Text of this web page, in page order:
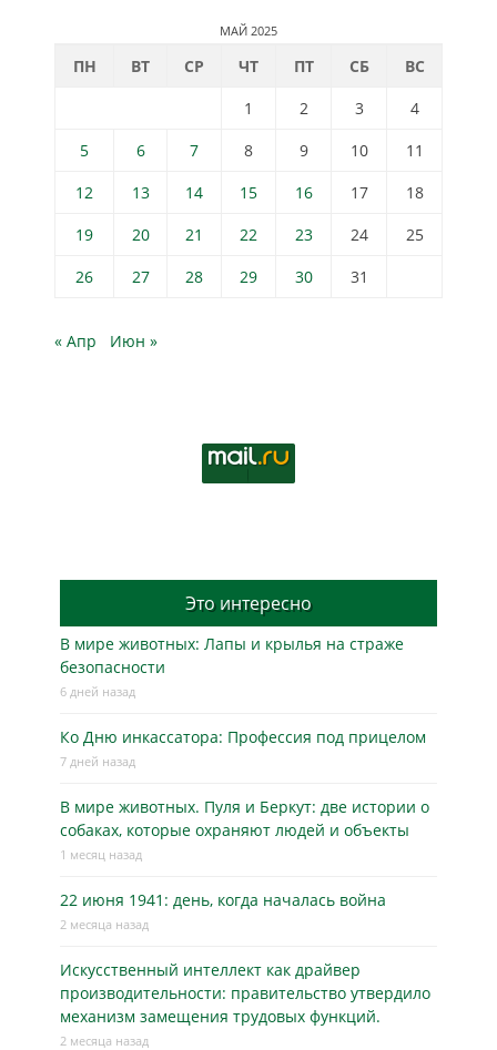
МАЙ 2025
ПН ВТ СР ЧТ ПТ СБ
ВС
1
2 3
4
5
6 7 8 9 10
11
12
13 14 15 16 17
18
19
20 21 22 23 24
25
26
27 28 29 30 31
« Апр Июн »
Это интересно
В мире животных: Лапы и крылья на страже
безопасности
6 дней назад
Ко Дню инкассатора: Профессия под прицелом
7 дней назад
В мире животных. Пуля и Беркут: две истории о
собаках, которые охраняют людей и объекты
1 месяц назад
22 июня 1941: день, когда началась война
2 месяца назад
Искусственный интеллект как драйвер
производительности: правительство утвердило
механизм замещения трудовых функций.
2 месяца назад